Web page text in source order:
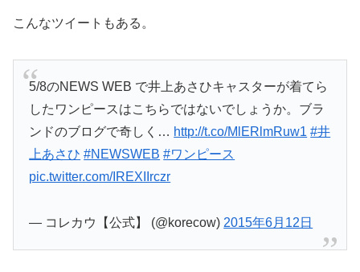
こんなツイートもある。
5/8のNEWS WEB で井上あさひキャスターが着てら
したワンピースはこちらではないでしょうか。ブラ
ンドのブログで奇しく… http://t.co/MlERlmRuw1 #井
上あさひ #NEWSWEB #ワンピース
pic.twitter.com/IREXIIrczr
— コレカウ【公式】 (@korecow) 2015年6月12日